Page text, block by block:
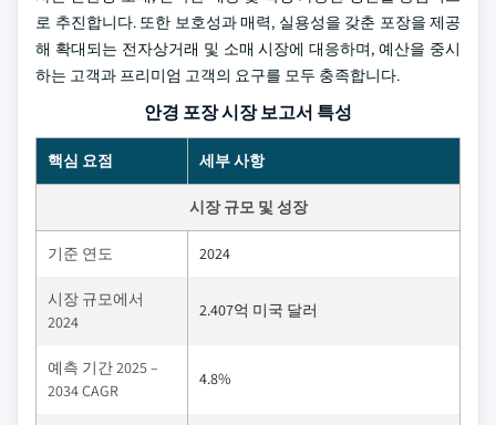
로 추진합니다. 또한 보호성과 매력, 실용성을 갖춘 포장을 제공
해 확대되는 전자상거래 및 소매 시장에 대응하며, 예산을 중시
하는 고객과 프리미엄 고객의 요구를 모두 충족합니다.
안경 포장 시장 보고서 특성
핵심 요점 세부 사항
시장 규모 및 성장
기준 연도 2024
시장 규모에서
2024
2.407억 미국 달러
예측 기간 2025 –
2034 CAGR
4.8%